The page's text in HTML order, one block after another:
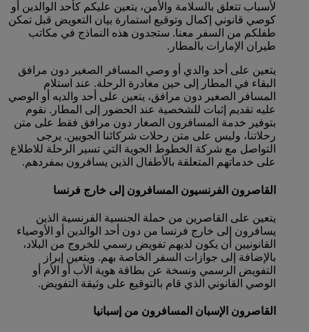
لأسباب تتعلق بالسلامة والأمن، يتعين عليكم كأحد الوالدين أو
كوصي قانوني إكمال وتوقيع استمارة بيان التعويض قبل تمكن
طفلكم من السفر معنا. ستجدون هذه النماذج في مكاتب
طيران الإمارات بالمطار.
يتعين على أحد والدي أو وصي المسافر الصغير دون مرافق
البقاء في المطار إلى حين مغادرة الرحلة. عند استلام
المسافر الصغير دون مرافق، يتعين على أحد والديه أو الوصي
عليه تقديم إثبات للشخصية عند الحضور إلى المطار. نقوم
بتوفير خدمة المسافرون الصغار دون مرافق فقط على متن
رحلاتنا، وليس على متن رحلات شركائنا الجويين. يرجى
التواصل مع شركة الخطوط الجوية التي تسير الرحلة للاطلاع
على خدماتهم المتعلقة بالأطفال الذين يسافرون بمفردهم.
القاصرون الفرنسيون المسافرون إلى خارج فرنسا
يتعين على القاصرين من حملة الجنسية الفرنسية الذين
يسافرون إلى خارج فرنسا من دون أحد الوالدين أو الأوصياء
القانونيين أن يكون لديهم تفويض رسمي للخروج من البلاد،
بالإضافة إلى جوازات السفر الخاصة بهم. ويتعين إبراز
التفويض الرسمي ونسخة عن بطاقة هوية الأب أو الأم أو
الوصي القانوني الذي قام بالتوقيع على وثيقة التفويض.
القاصرون الإسبان المسافرون من إسبانيا